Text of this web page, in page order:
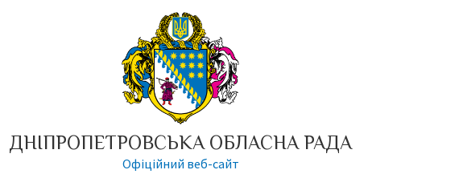
ДНІПРОПЕТРОВСЬКА ОБЛАСНА РАДА
Офіційний веб-сайт